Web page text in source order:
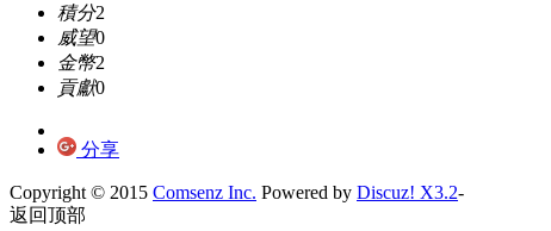
積分2
威望0
金幣2
貢獻0
分享
Copyright © 2015 Comsenz Inc. Powered by Discuz! X3.2-
返回顶部